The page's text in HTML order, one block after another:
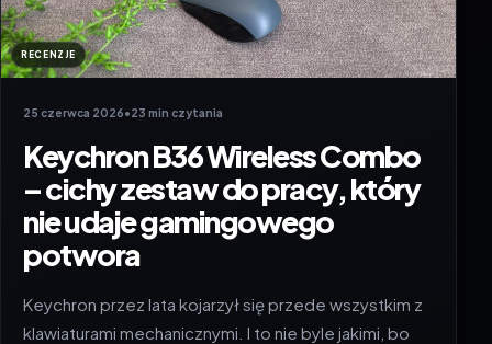
RECENZJE
25 czerwca 2026•23 min czytania
Keychron B36 Wireless Combo
– cichy zestaw do pracy, który
nie udaje gamingowego
potwora
Keychron przez lata kojarzył się przede wszystkim z
klawiaturami mechanicznymi. I to nie byle jakimi, bo